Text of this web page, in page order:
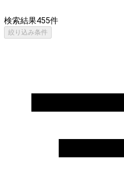
検索結果455件
絞り込み条件